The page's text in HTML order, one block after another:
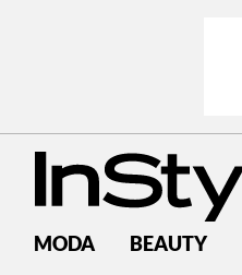
MODA BEAUTY